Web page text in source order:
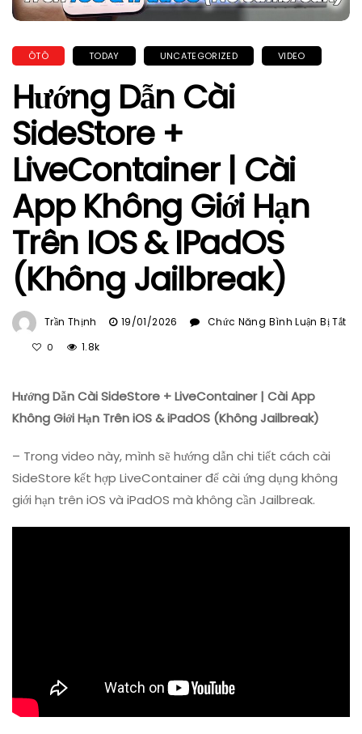
ÔTÔ TODAY UNCATEGORIZED VIDEO
Hướng Dẫn Cài
SideStore +
LiveContainer | Cài
App Không Giới Hạn
Trên IOS & IPadOS
(Không Jailbreak)
Trần Thịnh 19/01/2026
Chức Năng Bình Luận Bị Tắt
Cài
SideStore
LiveContainer
Cài
App
0 1.8k
Hướng Dẫn Cài SideStore + LiveContainer | Cài App
Không Giới Hạn Trên iOS & iPadOS (Không Jailbreak)
– Trong video này, mình sẽ hướng dẫn chi tiết cách cài
SideStore kết hợp LiveContainer để cài ứng dụng không
giới hạn trên iOS và iPadOS mà không cần Jailbreak.